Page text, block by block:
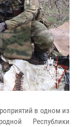
в одном из
Республики